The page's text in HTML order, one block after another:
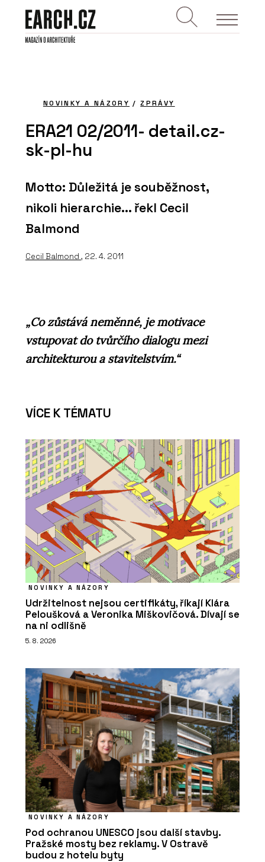
NOVINKY A NÁZORY /ZPRÁVY
ERA21 02/2011- detail.cz-
sk-pl-hu
Motto: Důležitá je souběžnost,
nikoli hierarchie... řekl Cecil
Balmond
Cecil Balmond , 22. 4. 2011
„Co zůstává neměnné, je motivace
vstupovat do tvůrčího dialogu mezi
architekturou a stavitelstvím.“
VÍCE K TÉMATU
NOVINKY A NÁZORY
Udržitelnost nejsou certifikáty, říkají Klára
Peloušková a Veronika Miškovičová. Dívají se
na ni odlišně
5. 8. 2026
NOVINKY A NÁZORY
Pod ochranou UNESCO jsou další stavby.
Pražské mosty bez reklamy. V Ostravě
budou z hotelu byty